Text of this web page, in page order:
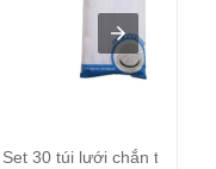
Set 30 túi lưới chắn tóc cho